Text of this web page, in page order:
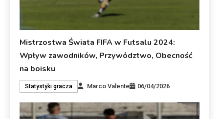
Mistrzostwa Świata FIFA w Futsalu 2024:
Wpływ zawodników, Przywództwo, Obecność
na boisku
Statystyki gracza Marco Valente 06/04/2026